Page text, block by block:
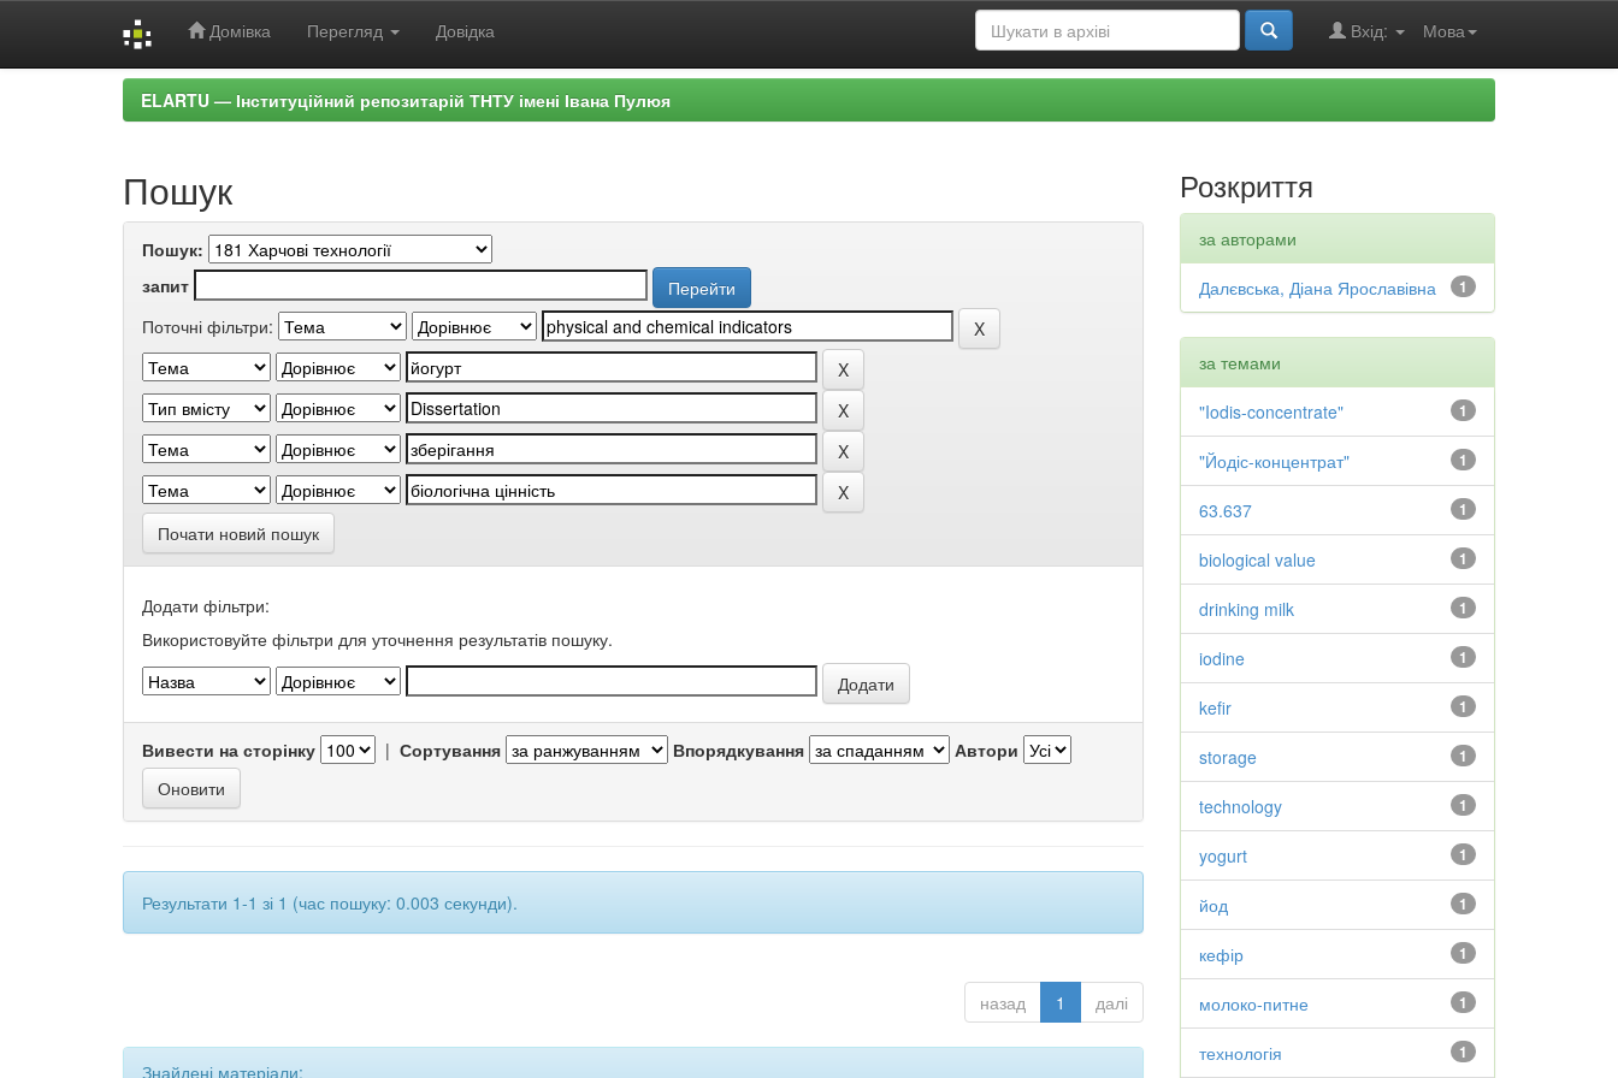
Домівка Перегляд Довідка Мова
Вхід:
ELARTU — Інституційний репозитарій ТНТУ імені Івана Пулюя
Пошук
Пошук:
запит
Поточні фільтри:
Почати новий пошук
Додати фільтри:
Використовуйте фільтри для уточнення результатів пошуку.
Вивести на сторінку | Сортування Впорядкування Автори
Результати 1-1 зі 1 (час пошуку: 0.003 секунди).
назад 1 далі
Знайдені матеріали:
Розкриття
за авторами
1
Далєвська, Діана Ярославівна
за темами
1
"Iodis-concentrate"
1
"Йодіс-концентрат"
1
63.637
1
biological value
1
drinking milk
1
iodine
1
kefir
1
storage
1
technology
1
yogurt
1
йод
1
кефір
1
молоко-питне
1
технологія